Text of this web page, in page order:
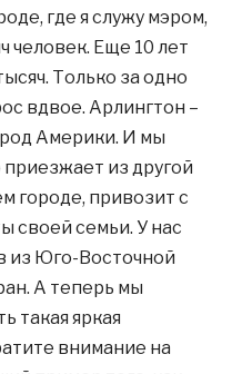
где я служу мэром,
человек. Еще 10 лет
Только за одно
вдвое. Арлингтон –
Америки. И мы
из другой
городе, привозит с
своей семьи. У нас
из Юго-Восточной
А теперь мы
такая яркая
внимание на